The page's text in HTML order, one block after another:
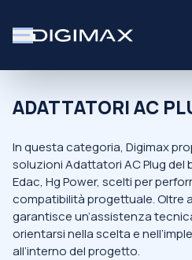
ADATTATORI AC
In questa categoria, Digimax
soluzioni Adattatori AC Plug del
Edac, Hg Power, scelti per
compatibilità progettuale. Oltre
garantisce un’assistenza
orientarsi nella scelta e
all’interno del progetto.